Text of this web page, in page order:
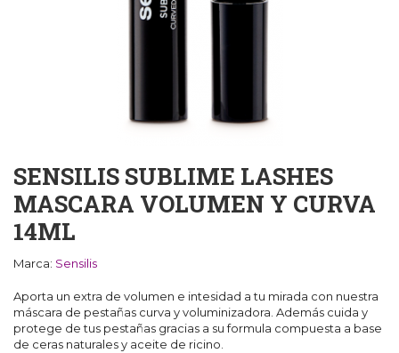
SENSILIS SUBLIME LASHES
MASCARA VOLUMEN Y CURVA
14ML
Marca: Sensilis
Aporta un extra de volumen e intesidad a tu mirada con nuestra
máscara de pestañas curva y voluminizadora. Además cuida y
protege de tus pestañas gracias a su formula compuesta a base
de ceras naturales y aceite de ricino.